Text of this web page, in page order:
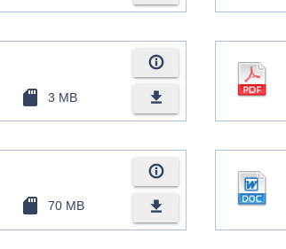
sd_card 3 MB
info_outline
file_download
sd_card 70 MB
info_outline
file_download